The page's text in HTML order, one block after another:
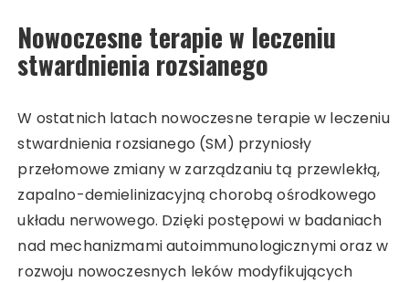
Nowoczesne terapie w leczeniu
stwardnienia rozsianego
W ostatnich latach nowoczesne terapie w leczeniu
stwardnienia rozsianego (SM) przyniosły
przełomowe zmiany w zarządzaniu tą przewlekłą,
zapalno-demielinizacyjną chorobą ośrodkowego
układu nerwowego. Dzięki postępowi w badaniach
nad mechanizmami autoimmunologicznymi oraz w
rozwoju nowoczesnych leków modyfikujących